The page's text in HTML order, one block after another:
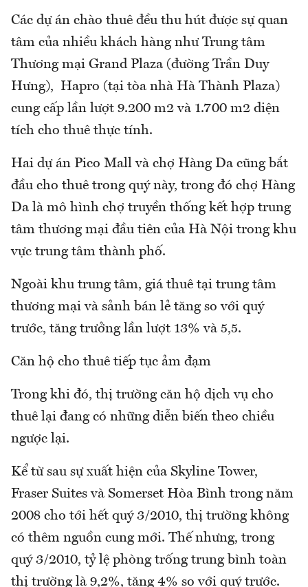
Các dự án chào thuê đều thu hút được sự quan
tâm của nhiều khách hàng như Trung tâm
Thương mại Grand Plaza (đường Trần Duy
Hưng), Hapro (tại tòa nhà Hà Thành Plaza)
cung cấp lần lượt 9.200 m2 và 1.700 m2 diện
tích cho thuê thực tính.
Hai dự án Pico Mall và chợ Hàng Da cũng bắt
đầu cho thuê trong quý này, trong đó chợ Hàng
Da là mô hình chợ truyền thống kết hợp trung
tâm thương mại đầu tiên của Hà Nội trong khu
vực trung tâm thành phố.
Ngoài khu trung tâm, giá thuê tại trung tâm
thương mại và sảnh bán lẻ tăng so với quý
trước, tăng trưởng lần lượt 13% và 5,5.
Căn hộ cho thuê tiếp tục ảm đạm
Trong khi đó, thị trường căn hộ dịch vụ cho
thuê lại đang có những diễn biến theo chiều
ngược lại.
Kể từ sau sự xuất hiện của Skyline Tower,
Fraser Suites và Somerset Hòa Bình trong năm
2008 cho tới hết quý 3/2010, thị trường không
có thêm nguồn cung mới. Thế nhưng, trong
quý 3/2010, tỷ lệ phòng trống trung bình toàn
thị trường là 9,2%, tăng 4% so với quý trước.